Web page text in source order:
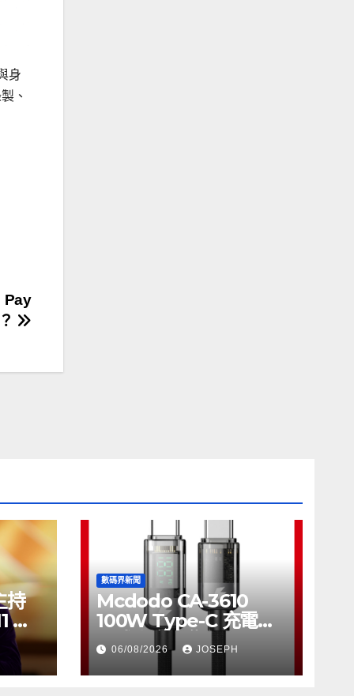
身
、
Pay
持
推
數碼界新聞
Mcdodo CA-3610
100W Type-C 充電線
正式上市，售價
HK$115
06/08/2026 JOSEPH